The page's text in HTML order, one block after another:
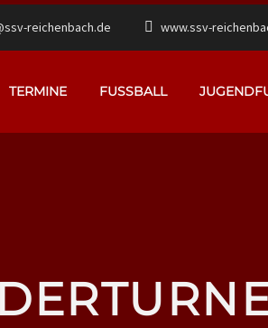
reichenbach.de www.ssv-
TERMINE FUSSBALL